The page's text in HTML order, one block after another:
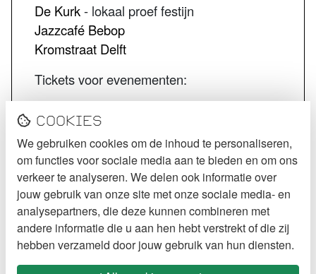
De Kurk- lokaal proef festijn
Jazzcafé Bebop
Kromstraat Delft
Tickets voor evenementen:
De Kurk tickets
Jazzcafé Bebop tickets
VOLG STECK
Instagram
Facebook
Cookies
We gebruiken cookies om de inhoud te personaliseren,
om functies voor sociale media aan te bieden en om ons
verkeer te analyseren. We delen ook informatie over
jouw gebruik van onze site met onze sociale media- en
analysepartners, die deze kunnen combineren met
andere informatie die u aan hen hebt verstrekt of die zij
hebben verzameld door jouw gebruik van hun diensten.